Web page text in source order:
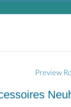
Preview